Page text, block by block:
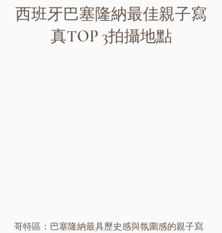
西班牙巴塞隆納最佳親子寫
真TOP 3拍攝地點
哥特區：巴塞隆納最具歷史感與氛圍感的親子寫